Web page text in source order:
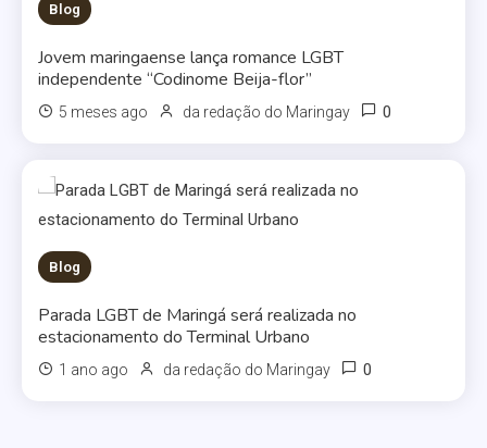
Blog
Jovem maringaense lança romance LGBT
independente “Codinome Beija-flor”
5 meses ago da redação do Maringay 0
Blog
Parada LGBT de Maringá será realizada no
estacionamento do Terminal Urbano
1 ano ago da redação do Maringay 0